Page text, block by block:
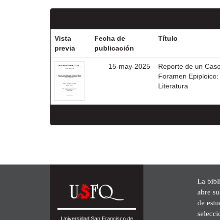
Vista
previa
Fecha de
publicación
Título
15-may-2025
Reporte de un
Foramen
Literatura
Universidad San Francisco de
La
abre
de